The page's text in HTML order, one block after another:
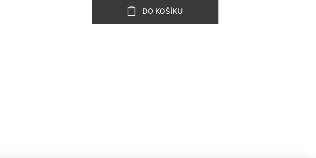
DO KOŠÍKU